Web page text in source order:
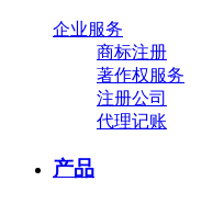
企业服务
商标注册
著作权服务
注册公司
代理记账
产品